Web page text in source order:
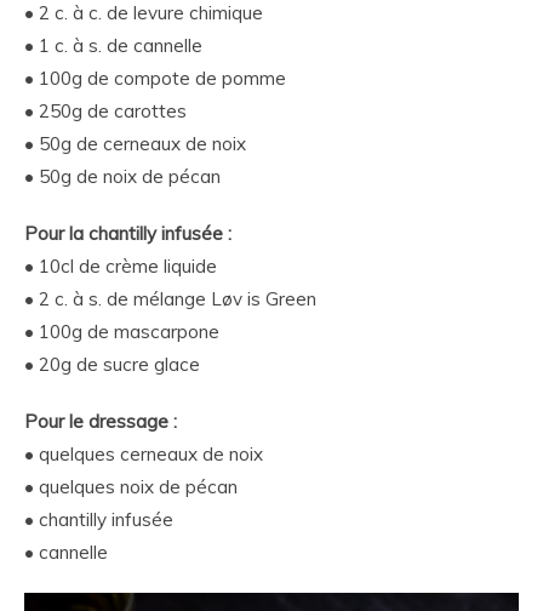
• 2 c. à c. de levure chimique
• 1 c. à s. de cannelle
• 100g de compote de pomme
• 250g de carottes
• 50g de cerneaux de noix
• 50g de noix de pécan
Pour la chantilly infusée :
• 10cl de crème liquide
• 2 c. à s. de mélange Løv is Green
• 100g de mascarpone
• 20g de sucre glace
Pour le dressage :
• quelques cerneaux de noix
• quelques noix de pécan
• chantilly infusée
• cannelle